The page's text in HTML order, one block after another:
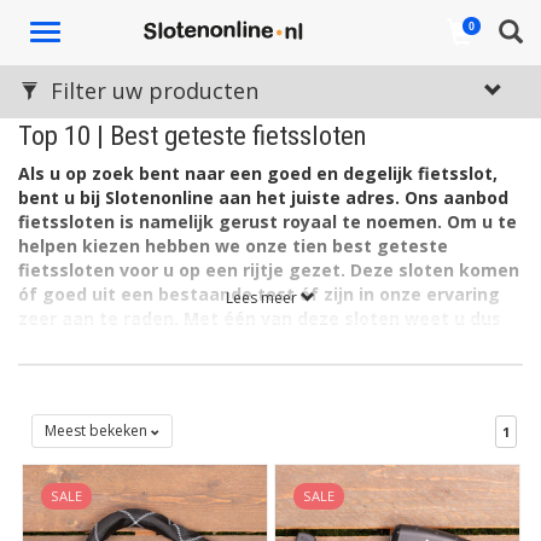
Toggle
0
Top 10 | Best geteste fietssloten
Als u op zoek bent naar een goed en degelijk fietsslot,
bent u bij Slotenonline aan het juiste adres. Ons aanbod
fietssloten is namelijk gerust royaal te noemen. Om u te
helpen kiezen hebben we onze tien best geteste
fietssloten voor u op een rijtje gezet. Deze sloten komen
óf goed uit een bestaande test óf zijn in onze ervaring
namelijk allemaal het ART 2 of ART 3 keurmerk. Het ART
keurmerk zegt iets over de diefstalpreventie en is dus een goede
indicator wat betreft de beveiligingskwaliteiten van een fietsslot.
Onze top 10-sloten zijn bovendien allemaal van een A-merk.
Sterke fietssloten van de beste materialen
Lees meer
Filter uw producten
Meest bekeken 1
SALE SALE